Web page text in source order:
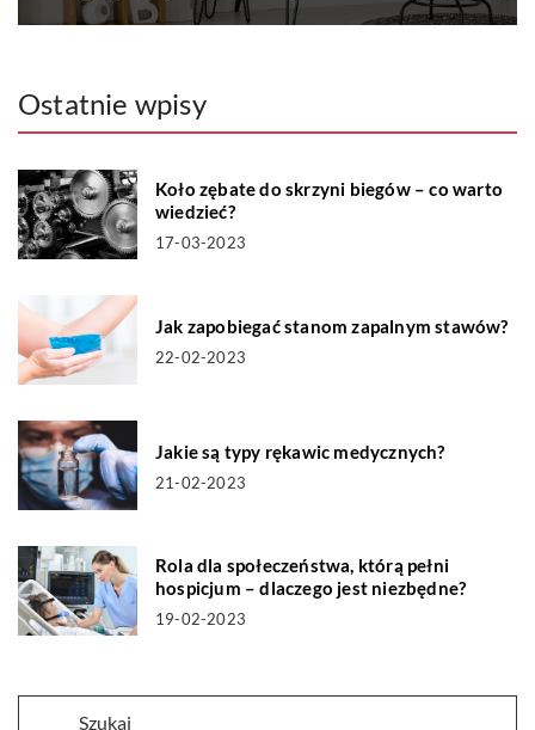
Ostatnie wpisy
Koło zębate do skrzyni biegów – co warto
wiedzieć?
17-03-2023
Jak zapobiegać stanom zapalnym stawów?
22-02-2023
Jakie są typy rękawic medycznych?
21-02-2023
Rola dla społeczeństwa, którą pełni
hospicjum – dlaczego jest niezbędne?
19-02-2023